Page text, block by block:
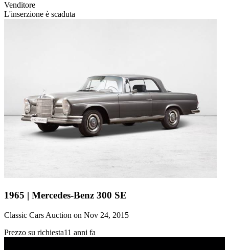
Venditore
L'inserzione è scaduta
1965 | Mercedes-Benz 300 SE
Classic Cars Auction on Nov 24, 2015
Prezzo su richiesta11 anni fa